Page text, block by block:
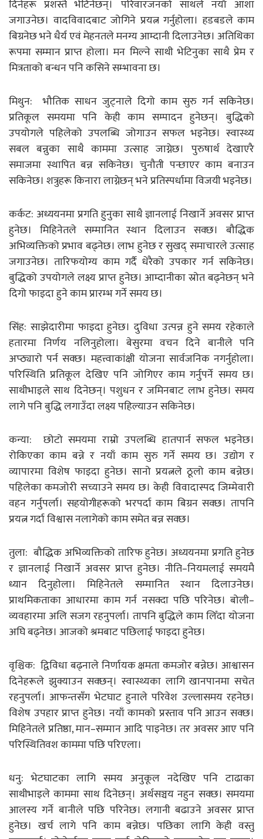
दिनेहरू प्रशस्तै भेटिनेछन्। परिवारजनको साथले नयाँ आशा
जगाउनेछ। वादविवादबाट जोगिने प्रयत्न गर्नुहोला। हडबडले काम
बिग्रनेछ भने धैर्य एवं मेहनतले मनग्य आम्दानी दिलाउनेछ। अतिथिका
रूपमा सम्मान प्राप्त होला। मन मिल्ने साथी भेटिनुका साथै प्रेम र
मित्रताको बन्धन पनि कसिने सम्भावना छ।
मिथुन: भौतिक साधन जुट्नाले दिगो काम सुरु गर्न सकिनेछ।
प्रतिकूल समयमा पनि केही काम सम्पादन हुनेछन्। बुद्धिको
उपयोगले पहिलेको उपलब्धि जोगाउन सफल भइनेछ। स्वास्थ्य
सबल बन्नुका साथै काममा उत्साह जाग्नेछ। पुरुषार्थ देखाएरै
समाजमा स्थापित बन्न सकिनेछ। चुनौती पन्छाएर काम बनाउन
सकिनेछ। शत्रुहरू किनारा लाग्नेछन् भने प्रतिस्पर्धामा विजयी भइनेछ।
कर्कट: अध्ययनमा प्रगति हुनुका साथै ज्ञानलाई निखार्ने अवसर प्राप्त
हुनेछ। मिहिनेतले सम्मानित स्थान दिलाउन सक्छ। बौद्धिक
अभिव्यक्तिको प्रभाव बढ्नेछ। लाभ हुनेछ र सुखद् समाचारले उत्साह
जगाउनेछ। तारिफयोग्य काम गर्दै धेरैको उपकार गर्न सकिनेछ।
बुद्धिको उपयोगले लक्ष्य प्राप्त हुनेछ। आम्दानीका स्रोत बढ्नेछन् भने
दिगो फाइदा हुने काम प्रारम्भ गर्ने समय छ।
सिंह: साझेदारीमा फाइदा हुनेछ। दुविधा उत्पन्न हुने समय रहेकाले
हतारमा निर्णय नलिनुहोला। बेसुरमा वचन दिने बानीले पनि
अप्ठ्यारो पर्न सक्छ। महत्त्वाकांक्षी योजना सार्वजनिक नगर्नुहोला।
परिस्थिति प्रतिकूल देखिए पनि जोगिएर काम गर्नुपर्ने समय छ।
साथीभाइले साथ दिनेछन्। पशुधन र जमिनबाट लाभ हुनेछ। समय
लागे पनि बुद्धि लगाउँदा लक्ष्य पहिल्याउन सकिनेछ।
कन्या: छोटो समयमा राम्रो उपलब्धि हातपार्न सफल भइनेछ।
रोकिएका काम बन्ने र नयाँ काम सुरु गर्ने समय छ। उद्योग र
व्यापारमा विशेष फाइदा हुनेछ। सानो प्रयत्नले ठूलो काम बन्नेछ।
पहिलेका कमजोरी सच्याउने समय छ। केही विवादास्पद जिम्मेवारी
वहन गर्नुपर्ला। सहयोगीहरूको भरपर्दा काम बिग्रन सक्छ। तापनि
प्रयत्न गर्दा विश्वास नलागेको काम समेत बन्न सक्छ।
तुला: बौद्धिक अभिव्यक्तिको तारिफ हुनेछ। अध्ययनमा प्रगति हुनेछ
र ज्ञानलाई निखार्ने अवसर प्राप्त हुनेछ। नीति–नियमलाई समयमै
ध्यान दिनुहाेला। मिहिनेतले सम्मानित स्थान दिलाउनेछ।
प्राथमिकताका आधारमा काम गर्न नसक्दा पछि परिनेछ। बोली–
व्यवहारमा अलि सजग रहनुपर्ला। तापनि बुद्धिले काम लिँदा योजना
अघि बढ्नेछ। आजको श्रमबाट पछिलाई फाइदा हुनेछ।
वृश्चिक: द्विविधा बढ्नाले निर्णायक क्षमता कमजोर बन्नेछ। आश्वासन
दिनेहरूले झुक्याउन सक्छन्। स्वास्थ्यका लागि खानपानमा सचेत
रहनुपर्ला। आफन्तसँग भेटघाट हुनाले परिवेश उल्लासमय रहनेछ।
विशेष उपहार प्राप्त हुनेछ। नयाँ कामको प्रस्ताव पनि आउन सक्छ।
मिहिनेतले प्रतिष्ठा, मान–सम्मान आदि पाइनेछ। तर अवसर आए पनि
परिस्थितिवश काममा पछि परिएला।
धनु: भेटघाटका लागि समय अनुकूल नदेखिए पनि टाढाका
साथीभाइले काममा साथ दिनेछन्। अर्थसञ्चय नहुन सक्छ। समयमा
आलस्य गर्ने बानीले पछि परिनेछ। लगानी बढाउने अवसर प्राप्त
हुनेछ। खर्च लागे पनि काम बन्नेछ। पछिका लागि केही वस्तु